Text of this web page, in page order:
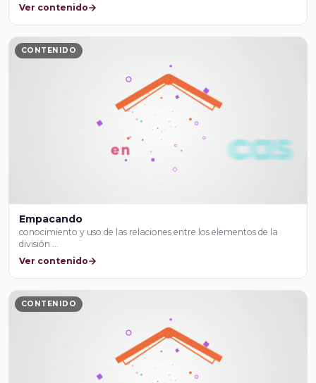
Ver contenido
CONTENIDO
Empacando
conocimiento y uso de las relaciones entre los elementos de la
división …
Ver contenido
CONTENIDO